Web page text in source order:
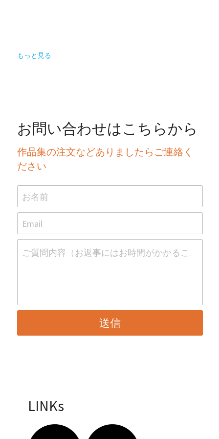
もっと見る
お問い合わせはこちらから
作品集の注文などありましたらご連絡く
ださい
お名前
Email
ご質問内容（お返事にはお時間がかかることも
送信
LINKs